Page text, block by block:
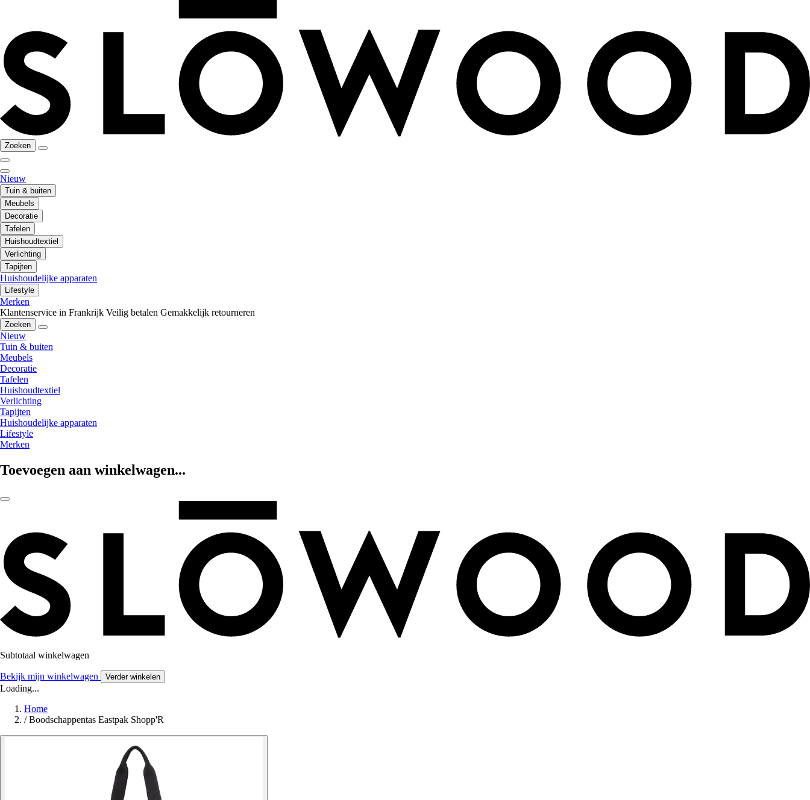
Zoeken
Nieuw
Tuin & buiten
Meubels
Decoratie
Tafelen
Huishoudtextiel
Verlichting
Tapijten
Huishoudelijke apparaten
Lifestyle
Merken
Klantenservice in Frankrijk Veilig betalen Gemakkelijk retourneren
Zoeken
Nieuw
Tuin & buiten
Meubels
Decoratie
Tafelen
Huishoudtextiel
Verlichting
Tapijten
Huishoudelijke apparaten
Lifestyle
Merken
Toevoegen aan winkelwagen...
Subtotaal winkelwagen
Bekijk mijn winkelwagen Verder winkelen
Loading...
Home
/ Boodschappentas Eastpak Shopp'R